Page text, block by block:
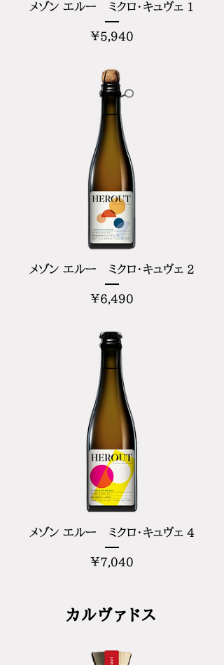
メゾン エルー ミクロ・キュヴェ 1
¥5,940
メゾン エルー ミクロ・キュヴェ 2
¥6,490
メゾン エルー ミクロ・キュヴェ 4
¥7,040
カルヴァドス